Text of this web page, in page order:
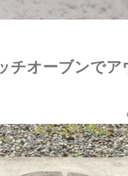
チオーブンでア